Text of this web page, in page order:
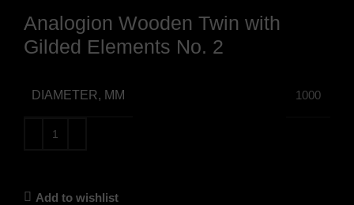
Analogion Wooden Twin with
Gilded Elements No. 2
DIAMETER, MM 1000
Add to wishlist